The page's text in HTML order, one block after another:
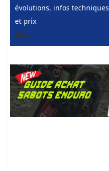
évolutions, infos techniques
et prix
Beta